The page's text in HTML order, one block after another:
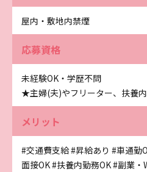
屋内・敷地内禁煙
応募資格
未経験OK・学歴不問
★主婦(夫)やフリーター、扶養
メリット
#交通費支給#昇給あり #車通勤
面接OK#扶養内勤務OK#副業・